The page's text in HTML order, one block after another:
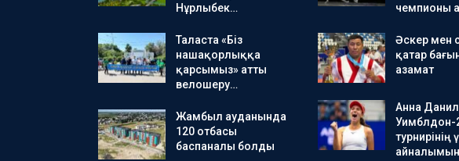
Нұрлыбек…
Таласта «Біз
нашақорлыққа
қарсымыз» атты
велошеру…
Жамбыл ауданында
120 отбасы
баспаналы болды
чемпионы
Әскер мен
қатар
азамат
Анна
Уимблдон-
турнирінің